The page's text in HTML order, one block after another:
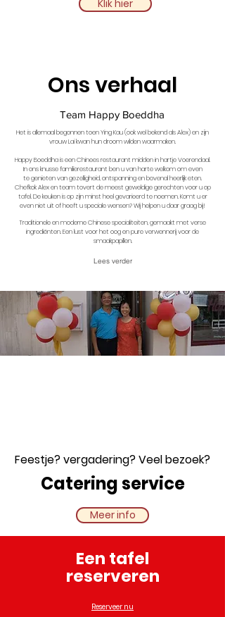
Klik hier
Ons verhaal
Team Happy Boeddha
Het is allemaal begonnen toen Ying Kau (ook wel bekend als Alex) en zijn
vrouw Lai kwan hun droom wilden waarmaken.
Happy Boeddha is een Chinees restaurant midden in hartje Voerendaal.
In ons knusse familierestaurant ben u van harte welkom om even
tegenieten van gezelligheid, ontspanning en bovenal heerlijk eten.
Chefkok Alex en team tovert de meest geweldige gerechten voor u op
tafel. De keuken is op zijn minst heel gevarieerd te noemen. Komt u er
even niet uit of heeft u speciale wensen? Wij helpen u daar graag bij!
Traditionele en moderne Chinese specialiteiten, gemaakt met verse
ingrediënten. Een lust voor het oog en pure verwennerij voor de
smaakpapillen.
Lees verder
Feestje? vergadering? Veel bezoek?
Catering service
Meer info
Een tafel
reserveren
Reserveer nu